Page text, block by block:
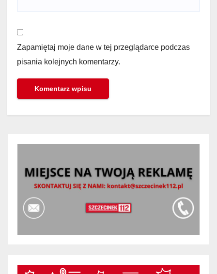
Zapamiętaj moje dane w tej przeglądarce podczas
pisania kolejnych komentarzy.